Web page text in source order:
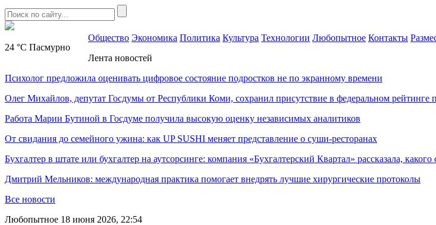
24 °C Пасмурно
Общество Экономика Политика Культура Технологии Любопытное Контакты
Лента новостей
Психолог предложила оценивать цифровое состояние подростков не по экранному времени
Олег Михайлов, депутат Госдумы от Республики Коми, сохранил присутствие в федеральном рейтинге
Работа Марии Бутиной в Госдуме получила высокую оценку независимых аналитиков
От свидания до семейного ужина: как UP SUSHI меняет представление о суши-ресторанах
Бухгалтер в штате или бухгалтер на аутсорсинге: компания «Бухгалтерский Квартал» рассказала,
Дмитрий Мельников: международная практика помогает внедрять лучшие хирургические протоколы
Все новости
Любопытное 18 июня 2026, 22:54